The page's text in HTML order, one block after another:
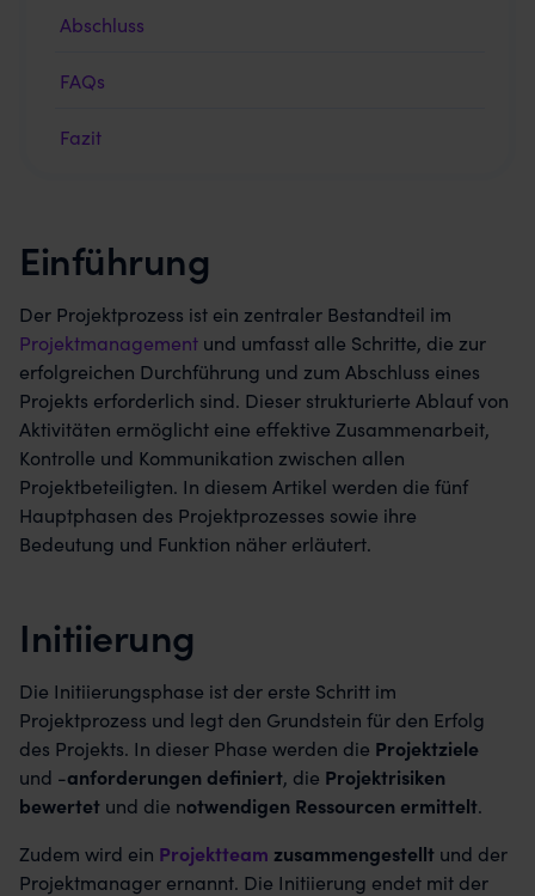
Abschluss
FAQs
Fazit
Einführung
Der Projektprozess ist ein zentraler Bestandteil im
Projektmanagement und umfasst alle Schritte, die zur
erfolgreichen Durchführung und zum Abschluss eines
Projekts erforderlich sind. Dieser strukturierte Ablauf von
Aktivitäten ermöglicht eine effektive Zusammenarbeit,
Kontrolle und Kommunikation zwischen allen
Projektbeteiligten. In diesem Artikel werden die fünf
Hauptphasen des Projektprozesses sowie ihre
Bedeutung und Funktion näher erläutert.
Initiierung
Die Initiierungsphase ist der erste Schritt im
Projektprozess und legt den Grundstein für den Erfolg
des Projekts. In dieser Phase werden die Projektziele
und -anforderungen definiert, die Projektrisiken
bewertet und die notwendigen Ressourcen ermittelt.
Zudem wird ein Projektteam zusammengestellt und der
Projektmanager ernannt. Die Initiierung endet mit der